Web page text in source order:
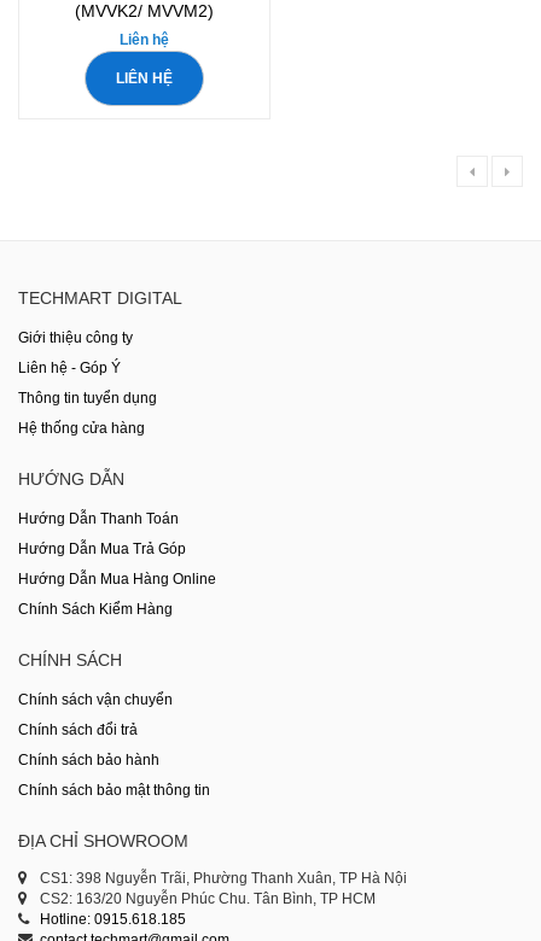
(MVVK2/ MVVM2)
Liên hệ
LIÊN HỆ
TECHMART DIGITAL
Giới thiệu công ty
Liên hệ - Góp Ý
Thông tin tuyển dụng
Hệ thống cửa hàng
HƯỚNG DẪN
Hướng Dẫn Thanh Toán
Hướng Dẫn Mua Trả Góp
Hướng Dẫn Mua Hàng Online
Chính Sách Kiểm Hàng
CHÍNH SÁCH
Chính sách vận chuyển
Chính sách đổi trả
Chính sách bảo hành
Chính sách bảo mật thông tin
ĐỊA CHỈ SHOWROOM
CS1: 398 Nguyễn Trãi, Phường Thanh Xuân, TP Hà Nội
CS2: 163/20 Nguyễn Phúc Chu. Tân Bình, TP HCM
Hotline: 0915.618.185